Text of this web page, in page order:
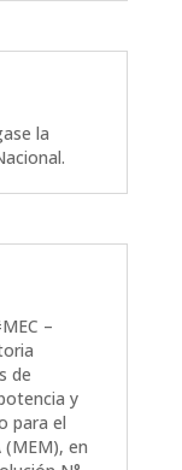
la
–
de
y
para el
(MEM), en